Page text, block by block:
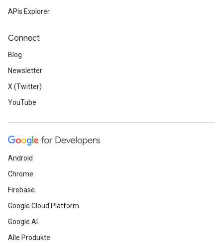
APIs Explorer
Connect
Blog
Newsletter
X (Twitter)
YouTube
Android
Chrome
Firebase
Google Cloud Platform
Google AI
Alle Produkte